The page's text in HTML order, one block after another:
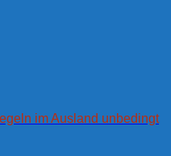
im Ausland unbedingt